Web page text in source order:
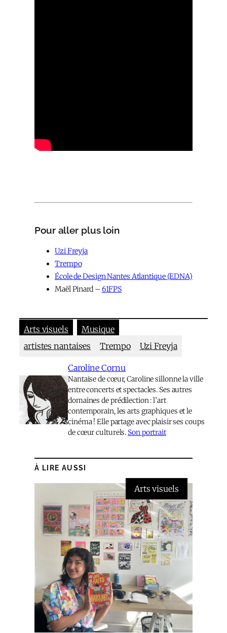
Pour aller plus loin
Uzi Freyja
Trempo
École de Design Nantes Atlantique (EDNA)
Maël Pinard – 61FPS
Arts visuels
Musique
artistes nantais·es
Trempo Uzi Freyja
Caroline Cornu
Nantaise de cœur, Caroline sillonne la ville
entre concerts et spectacles. Ses autres
domaines de prédilection : l’art
contemporain, les arts graphiques et le
cinéma ! Elle partage avec plaisir ses coups
de cœur culturels. Son portrait
À LIRE AUSSI
Arts visuels